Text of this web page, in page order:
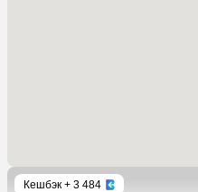
Кешбэк + 3 484